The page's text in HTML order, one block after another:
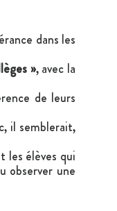
dans les
», avec la
de leurs
il semblerait,
les élèves qui
observer une